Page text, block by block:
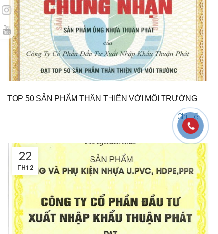
TOP 50 SẢN PHẨM THÂN THIỆN VỚI MÔI TRƯỜNG
Chi tiết
22
TH12